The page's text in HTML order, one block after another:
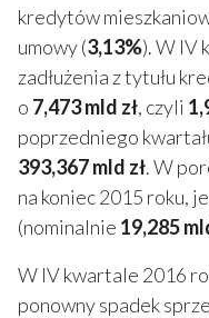
kredytów
umowy (3,13%). W IV
zadłużenia z tytułu
o 7,473 mld zł, czyli
poprzedniego
393,367 mld zł. W
na koniec 2015 roku,
(nominalnie 19,285
W IV kwartale 2016
ponowny spadek